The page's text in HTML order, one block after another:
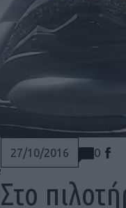
27/10/2016 0
Στο